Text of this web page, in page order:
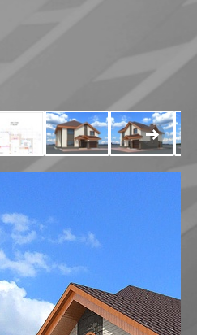
ЦЕНТР В ПРИБРЕЖНОЙ
ОБЪЕКТА
ЗДАНИЯ-СКЛАДА ПО УЛ.